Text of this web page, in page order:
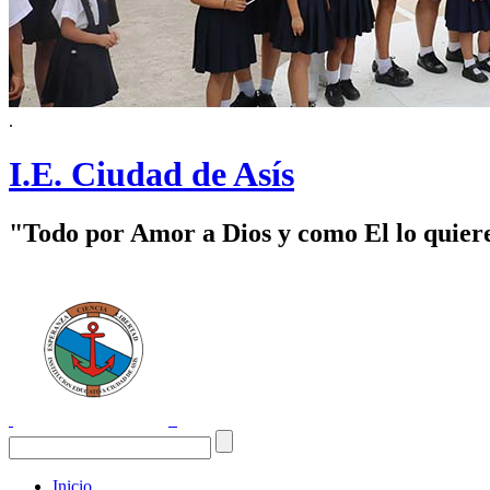
.
I.E. Ciudad de Asís
"Todo por Amor a Dios y como El lo
Inicio